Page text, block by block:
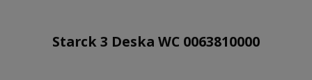
Starck 3 Deska WC 0063810000